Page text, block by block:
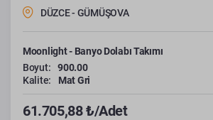
DÜZCE - GÜMÜŞOVA
Moonlight - Banyo Dolabı Takımı
Boyut:
900.00
Kalite:
Mat Gri
61.705,88 ₺/Adet